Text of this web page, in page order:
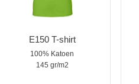
E150 T-shirt
100% Katoen
145 gr/m2